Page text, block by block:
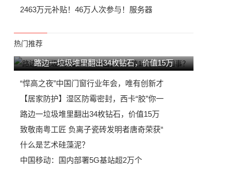
2463万元补贴！46万人次参与！服务器
热门推荐
路边一垃圾堆里翻出34枚钻石，价值15万
“悍高之夜”中国门窗行业年会，唯有创新才
【居家防护】湿区防霉密封，西卡“胶”你一
路边一垃圾堆里翻出34枚钻石，价值15万
致敬南粤工匠 负离子瓷砖发明者唐奇荣获“
什么是艺术硅藻泥？
中国移动：国内部署5G基站超2万个